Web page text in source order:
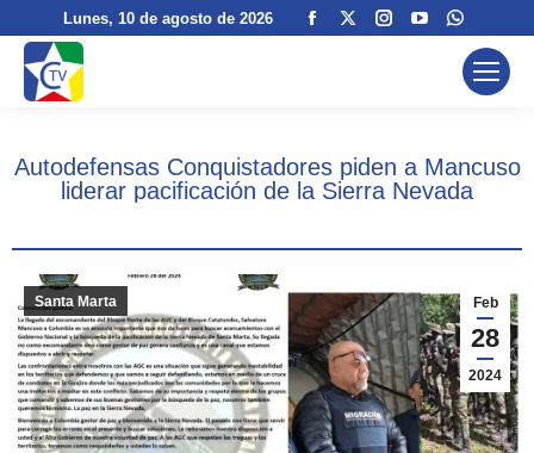
Lunes, 10 de agosto de 2026
Facebook
windowwindow
Instagram
window
YouTube
opens
window
page
opens
window
Autodefensas Conquistadores piden a Mancuso
liderar pacificación de la Sierra Nevada
Feb
28
2024
Santa Marta